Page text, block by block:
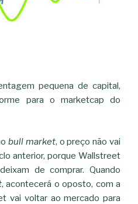
pequena de capital,
para o marketcap do
bull market, o preço não vai
anterior, porque Wallstreet
de comprar. Quando
, acontecerá o oposto, com a
vai voltar ao mercado para